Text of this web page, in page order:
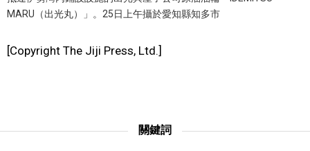
MARU（出光丸）」。25日上午攝於愛知縣知多市
[Copyright The Jiji Press, Ltd.]
關鍵詞